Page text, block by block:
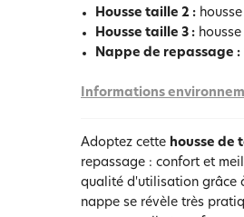
Housse taille 2 :
Housse taille 3 :
Nappe de repassage :
Informations
Adoptez cette housse de
repassage : confort et
qualité d'utilisation grâce
nappe se révèle très